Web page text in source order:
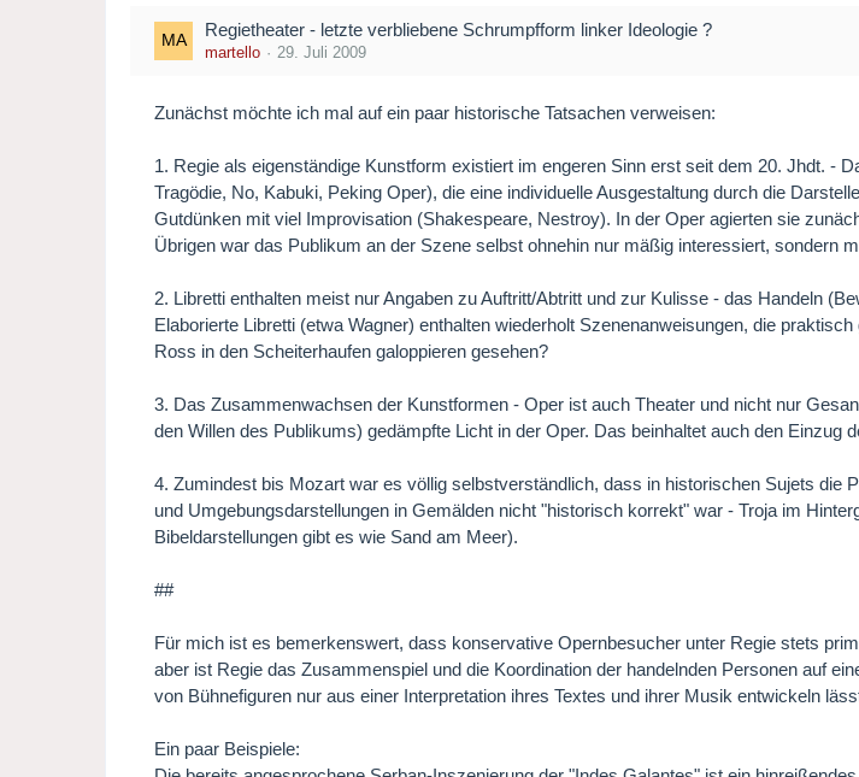
Regietheater - letzte verbliebene Schrumpfform linker Ideologie ?
martello 29. Juli 2009
Zunächst möchte ich mal auf ein paar historische Tatsachen verweisen:
1. Regie als eigenständige Kunstform existiert im engeren Sinn erst seit dem 20. Jhdt. -
Tragödie, No, Kabuki, Peking Oper), die eine individuelle Ausgestaltung durch die
Gutdünken mit viel Improvisation (Shakespeare, Nestroy). In der Oper agierten sie
Übrigen war das Publikum an der Szene selbst ohnehin nur mäßig interessiert, sondern
2. Libretti enthalten meist nur Angaben zu Auftritt/Abtritt und zur Kulisse - das Handeln
Elaborierte Libretti (etwa Wagner) enthalten wiederholt Szenenanweisungen, die
Ross in den Scheiterhaufen galoppieren gesehen?
3. Das Zusammenwachsen der Kunstformen - Oper ist auch Theater und nicht nur
den Willen des Publikums) gedämpfte Licht in der Oper. Das beinhaltet auch den
4. Zumindest bis Mozart war es völlig selbstverständlich, dass in historischen Sujets die
und Umgebungsdarstellungen in Gemälden nicht "historisch korrekt" war - Troja im
Bibeldarstellungen gibt es wie Sand am Meer).
##
Für mich ist es bemerkenswert, dass konservative Opernbesucher unter Regie stets
aber ist Regie das Zusammenspiel und die Koordination der handelnden Personen auf
von Bühnefiguren nur aus einer Interpretation ihres Textes und ihrer Musik entwickeln
Ein paar Beispiele: